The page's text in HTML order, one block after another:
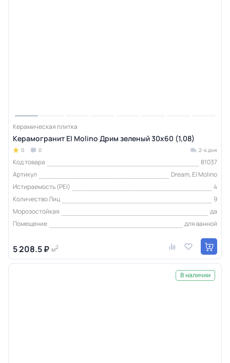
Керамическая плитка
Керамогранит El Molino Дрим зеленый 30x60 (1,08)
0 0 2-4 дня
Код товара
81037
Артикул
Dream, El Molino
Истираемость (PEI)
4
Количество Лиц
9
Морозостойкая
да
Помещение
для ванной
5 208.5 ₽ м2
В наличии